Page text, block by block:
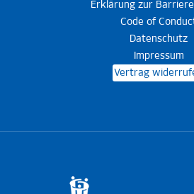
Erklärung zur
Code of
Datenschutz
Impressum
Vertrag